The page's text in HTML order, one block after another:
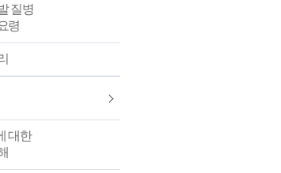
질병
령
대한